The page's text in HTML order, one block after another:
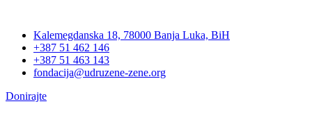
contentKalemegdanska 18, 78000 Banja Luka, BiH
+387 51 462 146
+387 51 463 143
fondacija@udruzene-zene.org
Donirajte